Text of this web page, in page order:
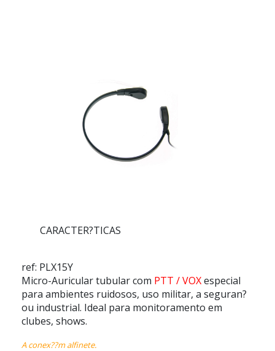
CARACTER?TICAS
ref: PLX15Y
Micro-Auricular tubularcom PTT / VOXespecial
para ambientes ruidosos, uso militar, a seguran?
ou industrial. Ideal para monitoramento em
clubes, shows.
A conex??m alfinete.